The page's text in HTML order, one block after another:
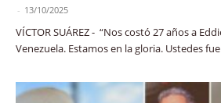
- 13/10/2025
VÍCTOR SUÁREZ - “Nos costó 27 años a
Venezuela. Estamos en la gloria. Ustedes